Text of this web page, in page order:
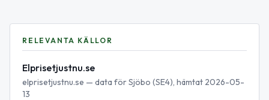
RELEVANTA KÄLLOR
Elprisetjustnu.se
elprisetjustnu.se — data för Sjöbo (SE4), hämtat 2026-05-
13